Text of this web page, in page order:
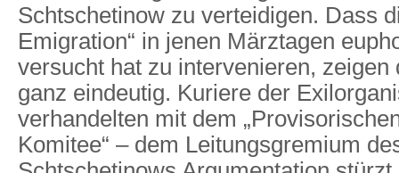
Schtschetinow zu verteidigen. Dass
Emigration“ in jenen Märztagen
versucht hat zu intervenieren, zeigen
ganz eindeutig. Kuriere der
verhandelten mit dem
Komitee“ – dem Leitungsgremium